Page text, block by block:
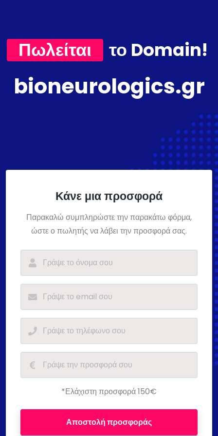
Πωλείται το Domain!
bioneurologics.gr
Κάνε μια προσφορά
Παρακαλώ συμπληρώστε την παρακάτω φόρμα,
ώστε ο πωλητής να λάβει την προσφορά σας.
*Ελάχιστη προσφορά 150€
Αποστολή προσφοράς